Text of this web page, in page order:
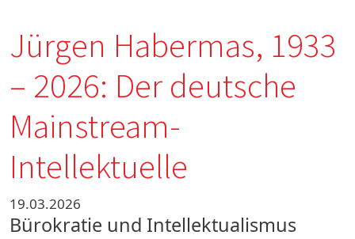
Jürgen Habermas, 1933
– 2026: Der deutsche
Mainstream-
Intellektuelle
19.03.2026
Bürokratie und Intellektualismus